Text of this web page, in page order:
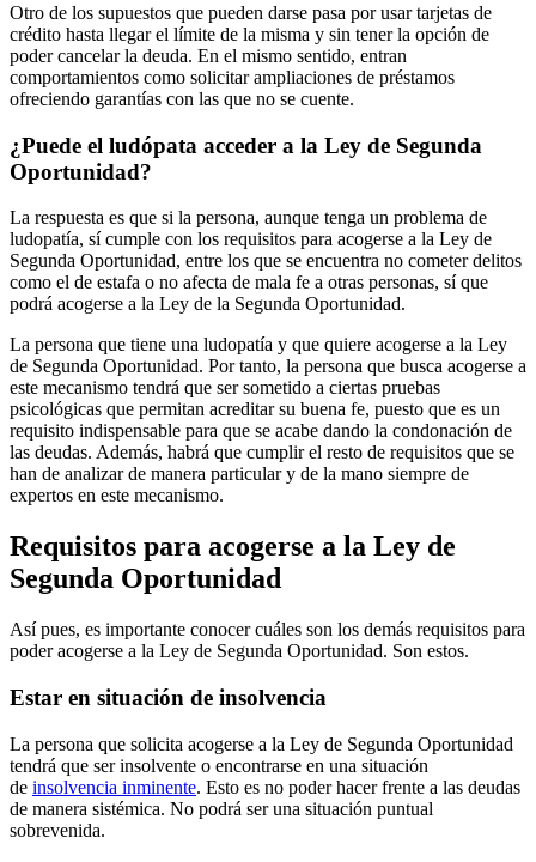
Otro de los supuestos que pueden darse pasa por usar tarjetas de
crédito hasta llegar el límite de la misma y sin tener la opción de
poder cancelar la deuda. En el mismo sentido, entran
comportamientos como solicitar ampliaciones de préstamos
ofreciendo garantías con las que no se cuente.
¿Puede el ludópata acceder a la Ley de Segunda
Oportunidad?
La respuesta es que si la persona, aunque tenga un problema de
ludopatía, sí cumple con los requisitos para acogerse a la Ley de
Segunda Oportunidad, entre los que se encuentra no cometer delitos
como el de estafa o no afecta de mala fe a otras personas, sí que
podrá acogerse a la Ley de la Segunda Oportunidad.
La persona que tiene una ludopatía y que quiere acogerse a la Ley
de Segunda Oportunidad. Por tanto, la persona que busca acogerse a
este mecanismo tendrá que ser sometido a ciertas pruebas
psicológicas que permitan acreditar su buena fe, puesto que es un
requisito indispensable para que se acabe dando la condonación de
las deudas. Además, habrá que cumplir el resto de requisitos que se
han de analizar de manera particular y de la mano siempre de
expertos en este mecanismo.
Requisitos para acogerse a la Ley de
Segunda Oportunidad
Así pues, es importante conocer cuáles son los demás requisitos para
poder acogerse a la Ley de Segunda Oportunidad. Son estos.
Estar en situación de insolvencia
La persona que solicita acogerse a la Ley de Segunda Oportunidad
tendrá que ser insolvente o encontrarse en una situación
de insolvencia inminente. Esto es no poder hacer frente a las deudas
de manera sistémica. No podrá ser una situación puntual
sobrevenida.